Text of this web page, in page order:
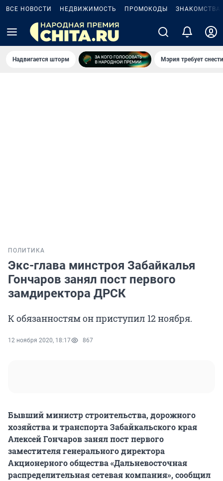
ВСЕ НОВОСТИ НЕДВИЖИМОСТЬ ПРОМОКОДЫ ЗНАКОМСТВА
Надвигается шторм Мэрия требует
ПОЛИТИКА
Экс-глава минстроя Забайкалья
Гончаров занял пост первого
замдиректора ДРСК
К обязанностям он приступил 12 ноября.
12 ноября 2020, 18:17 867
Бывший министр строительства, дорожного
хозяйства и транспорта Забайкальского края
Алексей Гончаров занял пост первого
заместителя генерального директора
Акционерного общества «Дальневосточная
распределительная сетевая компания», сообщил